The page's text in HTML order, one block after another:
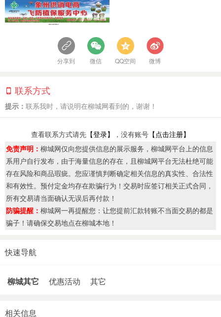
分享到 微信 QQ空间 微博
联系方式
提示： 联系我时，请说明在柳城网看到的，谢谢！
查看联系方式请先 【登录】 ，没有账号 【点击注册】
免责声明： 柳城网仅向您提供信息的展示服务，柳城网平台上的信息
系用户自行发布，由于海量信息的存在，且柳城网平台无法杜绝可能
存在风险和商品瑕疵。您应谨慎判断确定相关信息的真实性、合法性
和有效性。预付定金均存在欺骗行为！交易时应签订相关正式合同，
所有交易请当面确认无误后再付款！
防骗提醒： 柳城网一再提醒您：让您提前汇款转账不当面交易的都是
骗子！请确保交易地点在柳城本地！
快速导航
柳城其它 优惠活动 其它
相关信息